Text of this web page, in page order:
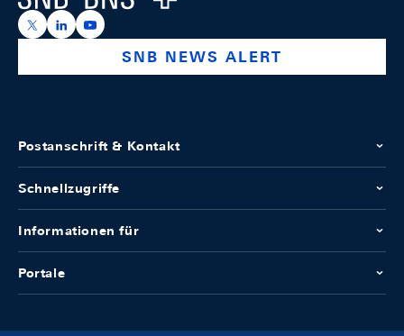
https://x.com/snb_bns
https://ch.linkedin.com/company/swiss-national-
https://www.youtube.com/@swissnationalbank
SNB NEWS ALERT
Postanschrift & Kontakt
Schnellzugriffe
Informationen für
Portale